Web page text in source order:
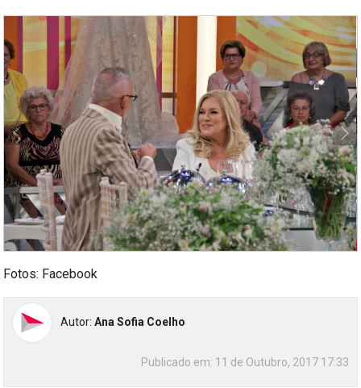
Fotos: Facebook
Autor:Ana Sofia Coelho
Publicado em: 11 de Outubro, 2017 17:33